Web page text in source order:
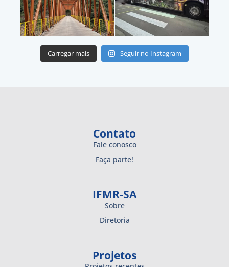
Carregar mais Seguir no Instagram
IFMR-SA
Sobre
Diretoria
Projetos
Contato
Fale conosco
Faça parte!